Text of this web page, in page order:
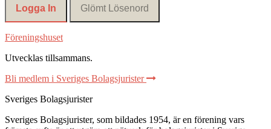
Föreningshuset
Utvecklas tillsammans.
Bli medlem i Sveriges Bolagsjurister
Sveriges Bolagsjurister
Sveriges Bolagsjurister, som bildades 1954, är en förening vars